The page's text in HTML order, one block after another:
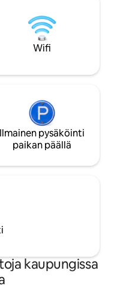
ja
keskeisellä
päässä S.
kaikista
sopiva paikka.
Wifi
Ilmainen pysäköinti
paikan päällä
kaupungissa